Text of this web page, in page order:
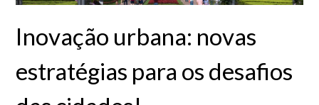
Inovação urbana: novas
estratégias para os desafios